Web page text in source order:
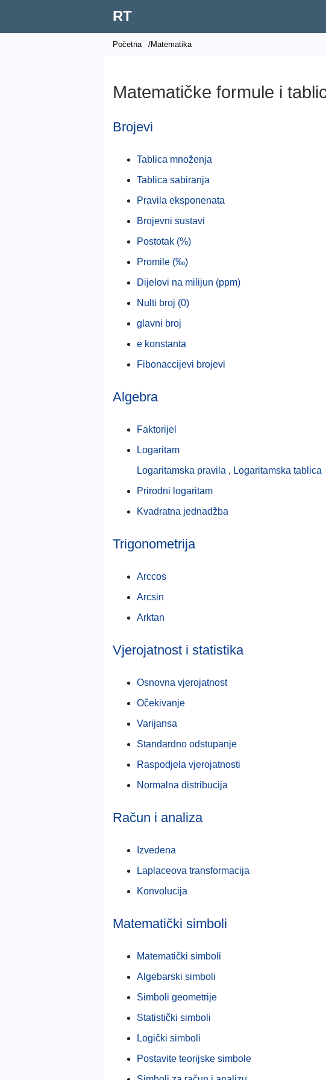
RT
Početna /Matematika
Matematičke formule i
Brojevi
Tablica množenja
Tablica sabiranja
Pravila eksponenata
Brojevni sustavi
Postotak (%)
Promile (‰)
Dijelovi na milijun (ppm)
Nulti broj (0)
glavni broj
e konstanta
Fibonaccijevi brojevi
Algebra
Faktorijel
Logaritam
Logaritamska pravila , Logaritamska tablica
Prirodni logaritam
Kvadratna jednadžba
Trigonometrija
Arccos
Arcsin
Arktan
Vjerojatnost i statistika
Osnovna vjerojatnost
Očekivanje
Varijansa
Standardno odstupanje
Raspodjela vjerojatnosti
Normalna distribucija
Račun i analiza
Izvedena
Laplaceova transformacija
Konvolucija
Matematički simboli
Matematički simboli
Algebarski simboli
Simboli geometrije
Statistički simboli
Logički simboli
Postavite teorijske simbole